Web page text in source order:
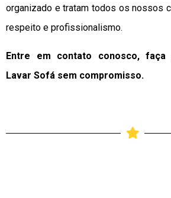
organizado e tratam todos os nossos
respeito e profissionalismo.
Entre em contato conosco, faça
Lavar Sofá sem compromisso.